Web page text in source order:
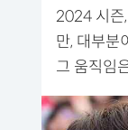
2024 시즌
만, 대부분
그 움직임